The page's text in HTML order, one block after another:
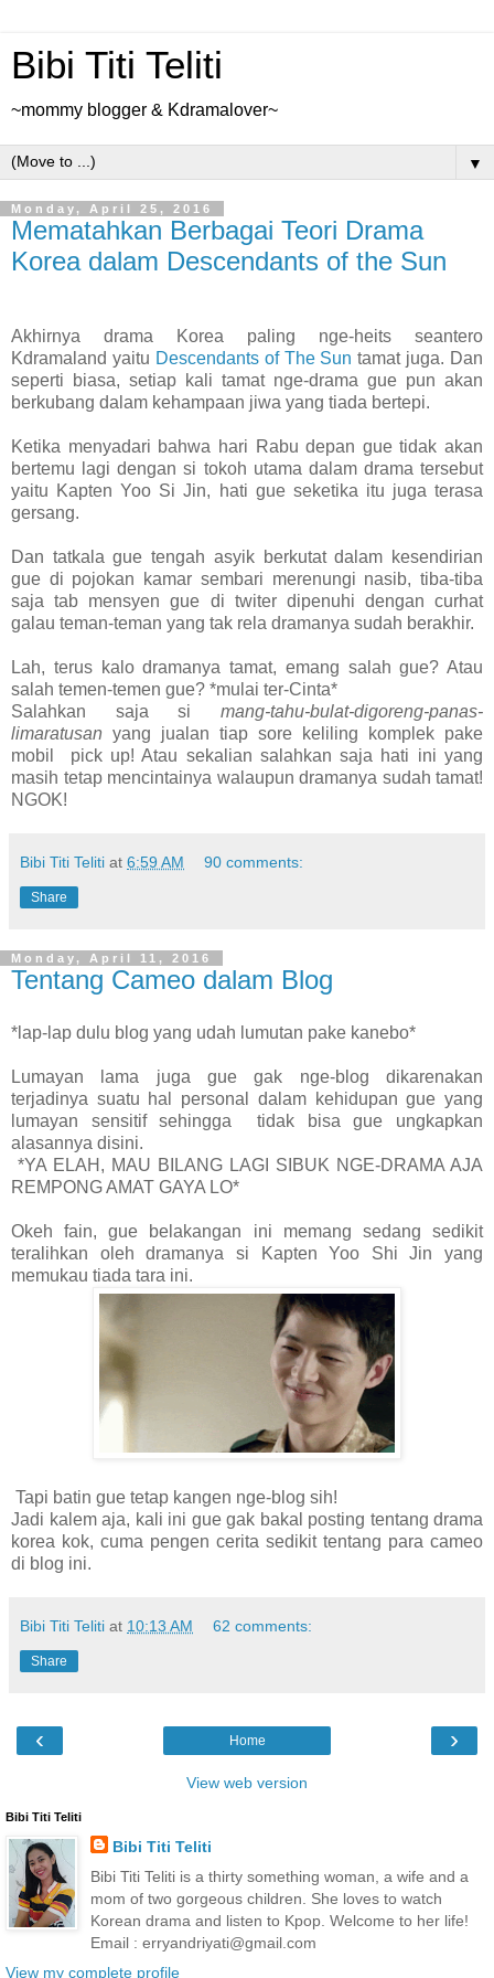
Bibi Titi Teliti
~mommy blogger & Kdramalover~
▼
Monday, April 25, 2016
Mematahkan Berbagai Teori Drama
Korea dalam Descendants of the Sun
Akhirnya drama Korea paling nge-heits seantero
Kdramaland yaitu Descendants of The Suntamat juga. Dan
seperti biasa, setiap kali tamat nge-drama gue pun akan
berkubang dalam kehampaan jiwa yang tiada bertepi.
Ketika menyadari bahwa hari Rabu depan gue tidak akan
bertemu lagi dengan si tokoh utama dalam drama tersebut
yaitu Kapten Yoo Si Jin, hati gue seketika itu juga terasa
gersang.
Dan tatkala gue tengah asyik berkutat dalam kesendirian
gue di pojokan kamar sembari merenungi nasib, tiba-tiba
saja tab mensyen gue di twiter dipenuhi dengan curhat
galau teman-teman yang tak rela dramanya sudah berakhir.
Lah, terus kalo dramanya tamat, emang salah gue? Atau
salah temen-temen gue? *mulai ter-Cinta*
Salahkan saja si mang-tahu-bulat-digoreng-panas-
limaratusan yang jualan tiap sore keliling komplek pake
mobil pick up! Atau sekalian salahkan saja hati ini yang
masih tetap mencintainya walaupun dramanya sudah tamat!
NGOK!
Bibi Titi Teliti at 6:59 AM 90 comments:
Share
Monday, April 11, 2016
Tentang Cameo dalam Blog
*lap-lap dulu blog yang udah lumutan pake kanebo*
Lumayan lama juga gue gak nge-blog dikarenakan
terjadinya suatu hal personal dalam kehidupan gue yang
lumayan sensitif sehingga
tidak bisa gue ungkapkan
alasannya disini.
*YA ELAH, MAU BILANG LAGI SIBUK NGE-DRAMA AJA
REMPONGAMAT GAYA LO*
Okeh fain, gue belakangan ini memang sedang sedikit
teralihkan oleh dramanya si Kapten Yoo Shi Jin yang
memukau tiada tara ini.
Tapi batin gue tetap kangen nge-blog sih!
Jadi kalem aja, kali ini gue gak bakal posting tentang drama
korea kok, cuma pengen cerita sedikit tentang para cameo
di blog ini.
Bibi Titi Teliti at 10:13 AM 62 comments:
Share
‹ ›
Home
View web version
Bibi Titi Teliti
Bibi Titi Teliti
Bibi Titi Teliti is a thirty something woman, a wife and a
mom of two gorgeous children. She loves to watch
Korean drama and listen to Kpop. Welcome to her life!
Email : erryandriyati@gmail.com
View my complete profile